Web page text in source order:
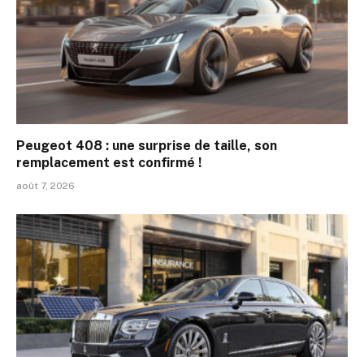
Peugeot 408 : une surprise de taille, son
remplacement est confirmé !
août 7, 2026